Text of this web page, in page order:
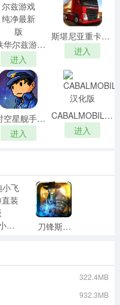
钢铁华尔兹游戏纯净最新版
进入
斯堪尼亚重卡驾驶模拟直装版
进入
超时空星舰手机正版
进入
CABALMOBILE汉化版
进入
酷跑小飞侠手游直装版 刀锋斯林格原版
322.4MB
932.3MB